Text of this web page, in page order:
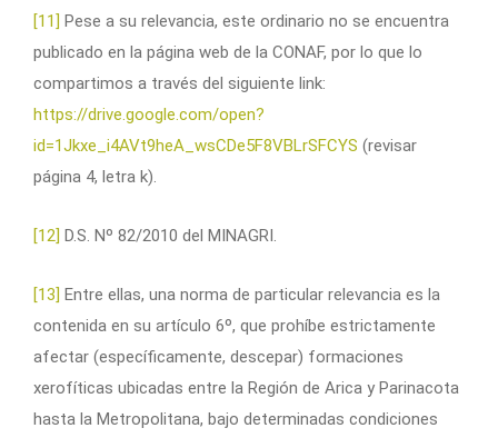
[11] Pese a su relevancia, este ordinario no se encuentra
publicado en la página web de la CONAF, por lo que lo
compartimos a través del siguiente link:
https://drive.google.com/open?
id=1Jkxe_i4AVt9heA_wsCDe5F8VBLrSFCYS (revisar
página 4, letra k).
[12] D.S. Nº 82/2010 del MINAGRI.
[13] Entre ellas, una norma de particular relevancia es la
contenida en su artículo 6º, que prohíbe estrictamente
afectar (específicamente, descepar) formaciones
xerofíticas ubicadas entre la Región de Arica y Parinacota
hasta la Metropolitana, bajo determinadas condiciones